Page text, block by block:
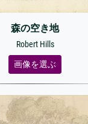
森の空き地
Robert Hills
画像を選ぶ